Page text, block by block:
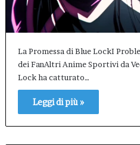
La Promessa di Blue LockI
dei FanAltri Anime Sportivi da
Lock ha catturato…
Leggi di più »